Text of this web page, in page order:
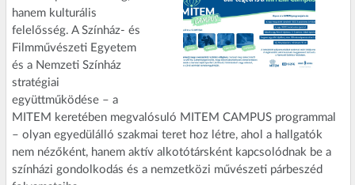
hanem kulturális
felelősség. A Színház- és
Filmművészeti Egyetem
és a Nemzeti Színház
stratégiai
együttműködése – a
MITEM keretében megvalósuló MITEM CAMPUS programmal
– olyan egyedülálló szakmai teret hoz létre, ahol a hallgatók
nem nézőként, hanem aktív alkotótársként kapcsolódnak be a
színházi gondolkodás és a nemzetközi művészeti párbeszéd